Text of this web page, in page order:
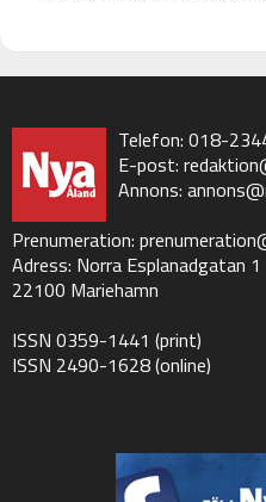
Telefon: 018-
E-post:
Annons:
Prenumeration:
Adress: Norra Esplanadgatan 1
22100 Mariehamn
ISSN 0359-1441 (print)
ISSN 2490-1628 (online)